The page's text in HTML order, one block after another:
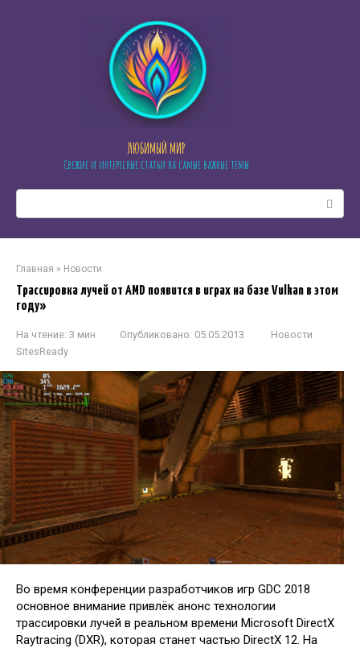
ЛЮБИМЫЙ МИР
Свежие и интересные статьи на самые важные темы
Главная » Новости
Трассировка лучей от AMD появится в играх на базе Vulkan в этом
году»
На чтение: 3 мин Опубликовано: 05.05.2013
Новости
SitesReady
Во время конференции разработчиков игр GDC 2018
основное внимание привлёк анонс технологии
трассировки лучей в реальном времени Microsoft DirectX
Raytracing (DXR), которая станет частью DirectX 12. На